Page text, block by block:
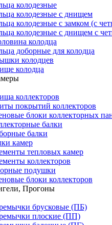
колодезные
колодезные с днищем
колодезные с замком (с
колодезные с днищем с
колодца
доборные для колодца
колодцев
колодца
коллекторов
покрытий коллекторов
блоки коллекторных
балки
балки
камер
тепловых камер
коллекторов
подушки
блоки коллекторов
Прогоны
брусковые (ПБ)
плоские (ПП)